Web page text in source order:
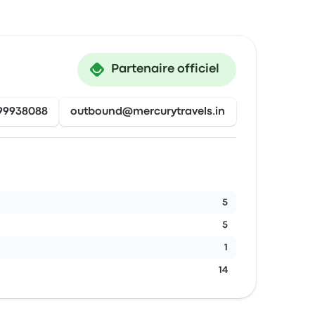
Partenaire officiel
outbound@mercurytravels.in
5
5
1
14